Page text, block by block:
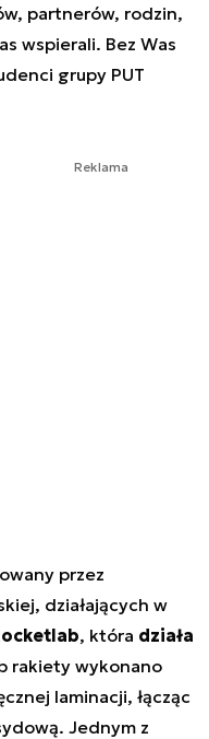
partnerów, rodzin,
wspierali. Bez Was
grupy PUT
Reklama
przez
działających w
, która działa
rakiety wykonano
laminacji, łącząc
Jednym z